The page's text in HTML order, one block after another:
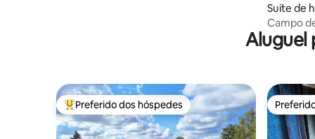
Suíte de
Campo
privativa
Aluguel
Entre os melhores preferidos dos hóspedes
Preferido dos hóspedes